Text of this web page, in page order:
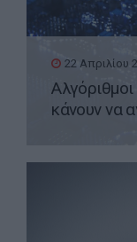
22 Απριλίου
κάνουν να